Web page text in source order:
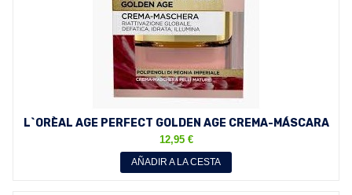
L`ORÈAL AGE PERFECT GOLDEN AGE CREMA-MÁSCARA
50 ML
12,95 €
AÑADIR A LA CESTA